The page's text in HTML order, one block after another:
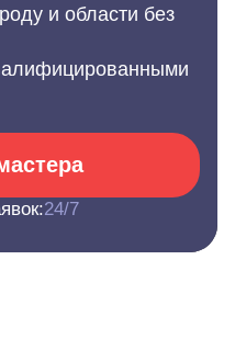
и области без
24/7